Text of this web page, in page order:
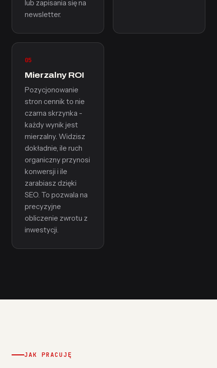
lub zapisania się na
newsletter.
05
Mierzalny ROI
Pozycjonowanie
stron cennik to nie
czarna skrzynka -
każdy wynik jest
mierzalny. Widzisz
dokładnie, ile ruch
organiczny przynosi
konwersji i ile
zarabiasz dzięki
SEO. To pozwala na
precyzyjne
obliczenie zwrotu z
inwestycji.
JAK PRACUJĘ